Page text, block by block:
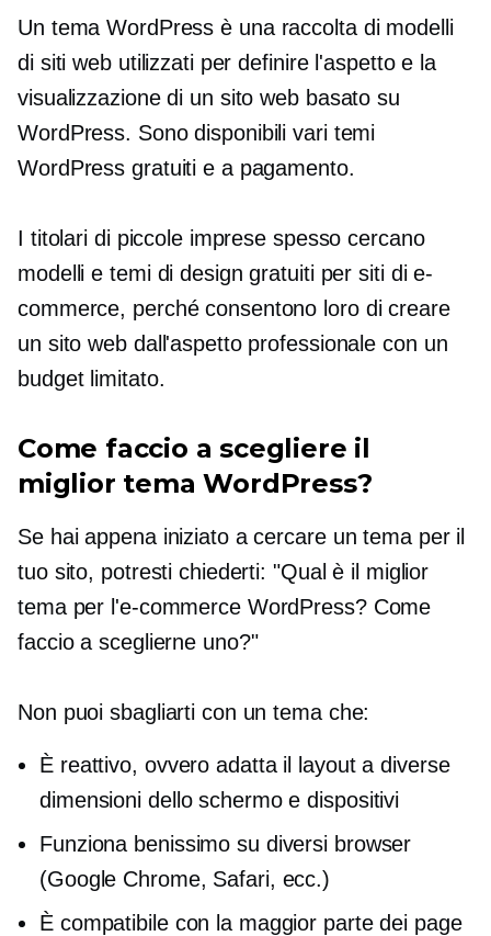
Un tema WordPress è una raccolta di modelli
di siti web utilizzati per definire l'aspetto e la
visualizzazione di un sito web basato su
WordPress. Sono disponibili vari temi
WordPress gratuiti e a pagamento.
I titolari di piccole imprese spesso cercano
modelli e temi di design gratuiti per siti di e-
commerce, perché consentono loro di creare
un sito web dall'aspetto professionale con un
budget limitato.
Come faccio a scegliere il
miglior tema WordPress?
Se hai appena iniziato a cercare un tema per il
tuo sito, potresti chiederti: "Qual è il miglior
tema per l'e-commerce WordPress? Come
faccio a sceglierne uno?"
Non puoi sbagliarti con un tema che:
È reattivo, ovvero adatta il layout a diverse
dimensioni dello schermo e dispositivi
Funziona benissimo su diversi browser
(Google Chrome, Safari, ecc.)
È compatibile con la maggior parte dei page